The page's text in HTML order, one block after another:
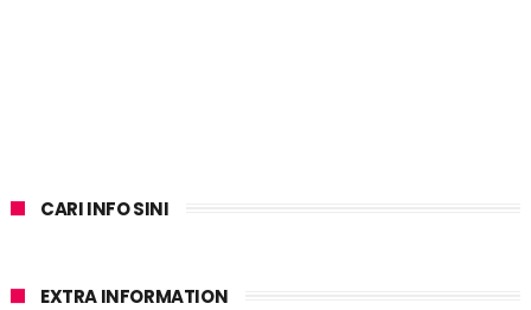
CARI INFO SINI
EXTRA INFORMATION